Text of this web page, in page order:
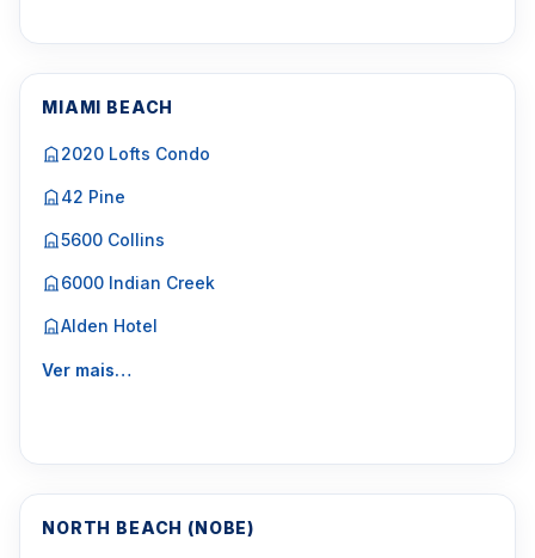
MIAMI BEACH
2020 Lofts Condo
42 Pine
5600 Collins
6000 Indian Creek
Alden Hotel
Ver mais…
NORTH BEACH (NOBE)